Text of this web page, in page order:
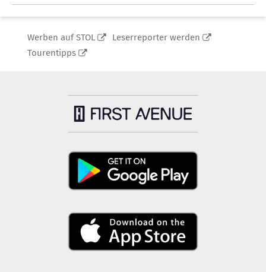
Werben auf STOL
Leserreporter werden
Tourentipps